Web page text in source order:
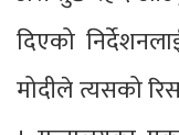
दिएको
मोदीले त्यसको